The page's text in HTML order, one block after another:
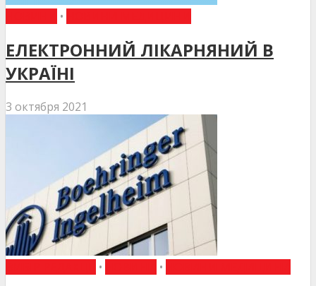
•
ЕЛЕКТРОННИЙ ЛІКАРНЯНИЙ В
УКРАЇНІ
3 октября 2021
• •